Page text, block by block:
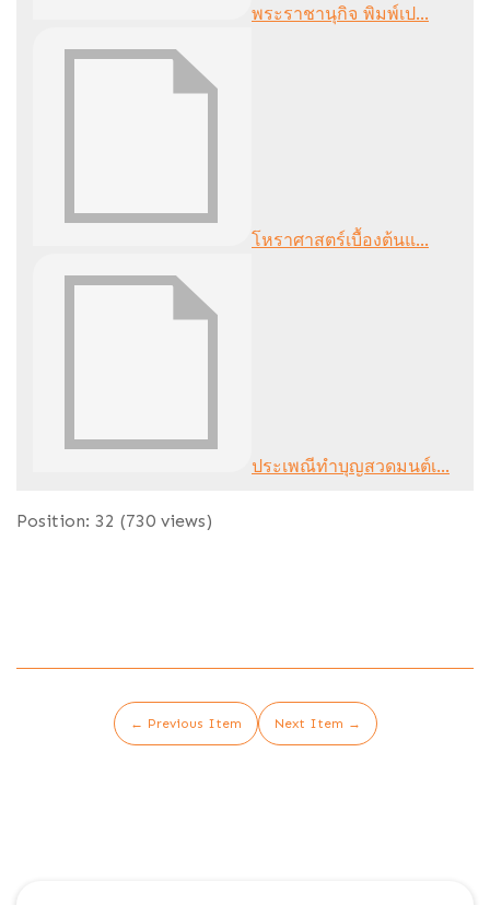
พระราชานุกิจ พิมพ์เป...
โหราศาสตร์เบื้องต้นแ...
ประเพณีทำบุญสวดมนต์เ...
Position: 32 (730 views)
← Previous Item Next Item →